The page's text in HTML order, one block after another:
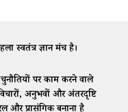
स्वतंत्र ज्ञान मंच है।
पर काम करने वाले
अनुभवों और अंतरदृष्टि